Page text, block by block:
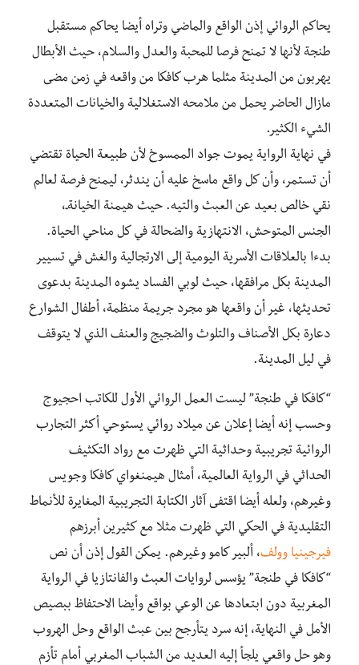
يحاكم الروائي إذن الواقع والماضي وتراه أيضا يحاكم مستقبل
طنجة لأنها لا تمنح فرصا للمحبة والعدل والسلام، حيث الأبطال
يهربون من المدينة مثلما هرب كافكا من واقعه في زمن مضى
مازال الحاضر يحمل من ملامحه الاستغلالية والخيانات المتعددة
الشيء الكثير.
في نهاية الرواية يموت جواد الممسوخ لأن طبيعة الحياة تقتضي
أن تستمر، وأن كل واقع ماسخ عليه أن يندثر، ليمنح فرصة لعالم
نقي خالص بعيد عن العبث والتيه. حيث هيمنة الخيانةـ،
الجنس المتوحش، الانتهازية والضحالة في كل مناحي الحياة.
بدءا بالعلاقات الأسرية اليومية إلى الارتجالية والغش في تسيير
المدينة بكل مرافقها، حيث لوبي الفساد يشوه المدينة بدعوى
تحديثها، غير أن واقعها هو مجرد جريمة منظمة، أطفال الشوارع
دعارة بكل الأصناف والتلوث والضجيج والعنف الذي لا يتوقف
في ليل المدينة.
“كافكا في طنجة” ليست العمل الروائي الأول للكاتب احجيوج
وحسب إنه أيضا إعلان عن ميلاد روائي يستوحي أكثر التجارب
الروائية تجريبية وحداثية التي ظهرت مع رواد التكثيف
الحداثي في الرواية العالمية، أمثال هيمنغواي كافكا وجويس
وغيرهم، ولعله أيضا اقتفى آثار الكتابة التجريبية المغايرة للأنماط
التقليدية في الحكي التي ظهرت مثلا مع كثيرين أبرزهم
فيرجينيا وولف، ألبير كامو وغيرهم. يمكن القول إذن أن نص
“كافكا في طنجة” يؤسس لروايات العبث والفانتازيا في الرواية
المغربية دون ابتعادها عن الوعي بواقع وأيضا الاحتفاظ ببصيص
الأمل في النهاية، إنه سرد يتأرجح بين عبث الواقع وحل الهروب
وهو حل واقعي يلجأ إليه العديد من الشباب المغربي أمام تأزم